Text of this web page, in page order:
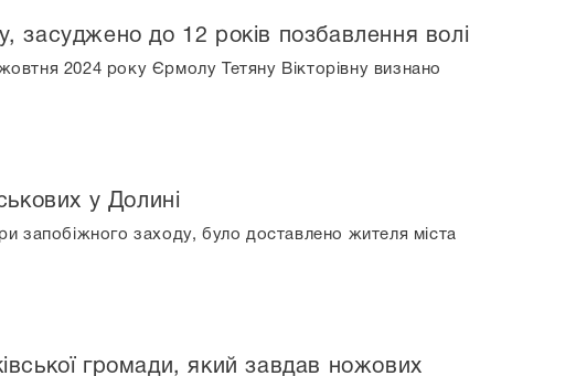
засуджено до 12 років позбавлення волі
2024 року Єрмолу Тетяну Вікторівну визнано
у Долині
запобіжного заходу, було доставлено жителя міста
громади, який завдав ножових